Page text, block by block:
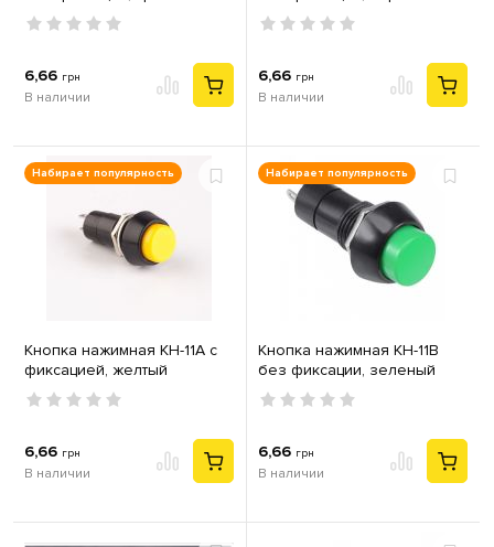
6,66 грн
В наличии
6,66 грн
В наличии
Набирает популярность
Кнопка нажимная КН-11А с
фиксацией, желтый
6,66 грн
В наличии
Набирает популярность
Кнопка нажимная КН-11В
без фиксации, зеленый
6,66 грн
В наличии